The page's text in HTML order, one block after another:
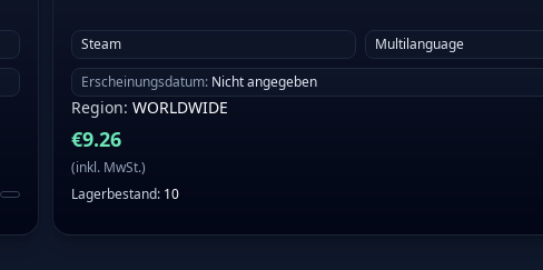
Steam
Multilanguage
Erscheinungsdatum: Nicht angegeben
Region: WORLDWIDE
€9.26
(inkl. MwSt.)
Lagerbestand: 10